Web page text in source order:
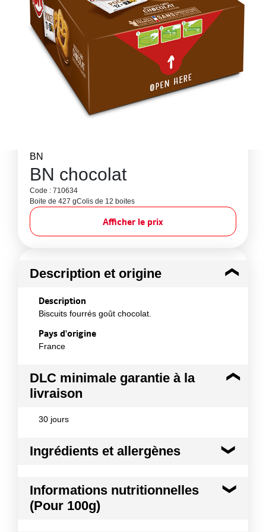
BN
BN chocolat
Code : 710634
Boite de 427 gColis de 12 boites
Afficher le prix
Description et origine
Description
Biscuits fourrés goût chocolat.
Pays d'origine
France
DLC minimale garantie à la
livraison
30 jours
Ingrédients et allergènes
Céréales [farine de blé (33%), céréales complètes
(15.1%) (farine complète de blé (15%), farine
complète de seigle, farine complète d'orge)], sucre,
Informations nutritionnelles
(Pour 100g)